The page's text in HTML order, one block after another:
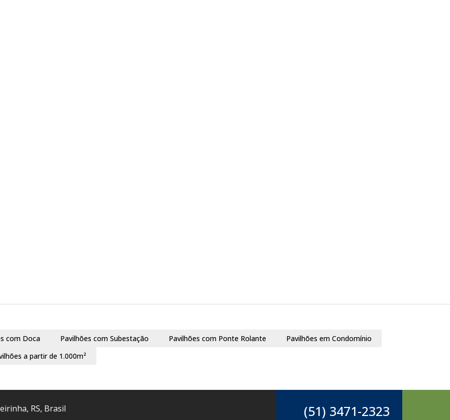
com Doca Pavilhões com Subestação Pavilhões com Ponte Rolante
Pavilhões em Condomínio
a partir de 1.000m²
(51) 3471-2323
, RS, Brasil